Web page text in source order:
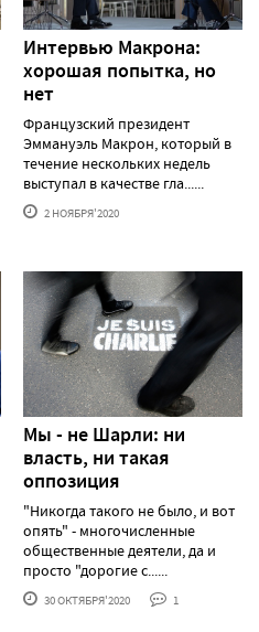
Интервью Макрона:
хорошая попытка, но
нет
Французский президент
Эммануэль Макрон, который в
течение нескольких недель
выступал в качестве гла......
2 НОЯБРЯ'2020
Мы - не Шарли: ни
власть, ни такая
оппозиция
"Никогда такого не было, и вот
опять" - многочисленные
общественные деятели, да и
просто "дорогие с......
30 ОКТЯБРЯ'2020 1